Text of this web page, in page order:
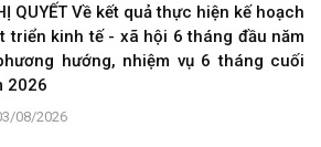
QUYẾT Về kết quả thực hiện kế hoạch
triển kinh tế - xã hội 6 tháng đầu năm
hướng, nhiệm vụ 6 tháng cuối
2026
08/2026